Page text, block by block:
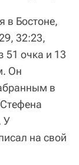
в Бостоне,
32:23,
51 очка и 13
Он
в
У
на свой